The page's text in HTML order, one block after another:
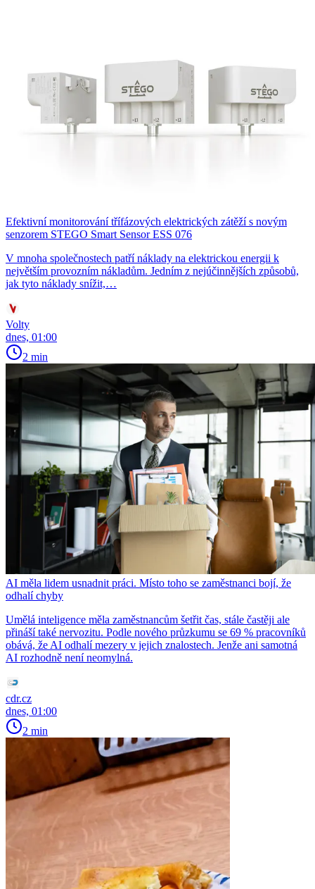
Efektivní monitorování třífázových elektrických zátěží s novým
senzorem STEGO Smart Sensor ESS 076
V mnoha společnostech patří náklady na elektrickou energii k
největším provozním nákladům. Jedním z nejúčinnějších způsobů,
jak tyto náklady snížit,…
Volty
dnes, 01:00
2 min
AI měla lidem usnadnit práci. Místo toho se zaměstnanci bojí, že
odhalí chyby
Umělá inteligence měla zaměstnancům šetřit čas, stále častěji ale
přináší také nervozitu. Podle nového průzkumu se 69 % pracovníků
obává, že AI odhalí mezery v jejich znalostech. Jenže ani samotná
AI rozhodně není neomylná.
cdr.cz
dnes, 01:00
2 min